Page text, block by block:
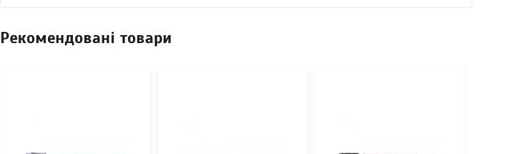
Рекомендовані товари